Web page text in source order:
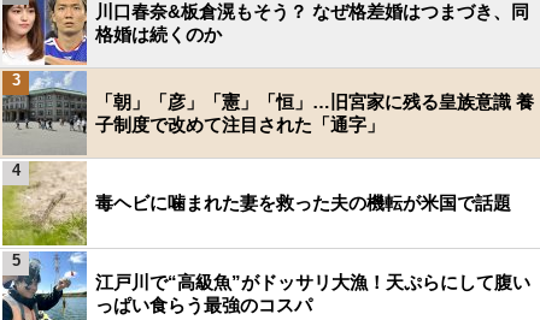
川口春奈&板倉滉もそう？ なぜ格差婚はつまづき、同
格婚は続くのか
「朝」「彦」「憲」「恒」…旧宮家に残る皇族意識 養
子制度で改めて注目された「通字」
3
毒ヘビに噛まれた妻を救った夫の機転が米国で話題
4
江戸川で“高級魚”がドッサリ大漁！天ぷらにして腹い
っぱい食らう最強のコスパ
5